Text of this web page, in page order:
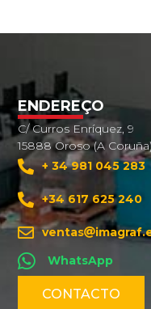
ENDEREÇO
C/ Curros Enríquez, 9
15888 Oroso (A Coruña)
+ 34 981 045 283
+34 617 625 240
ventas
WhatsApp
CONTACTO